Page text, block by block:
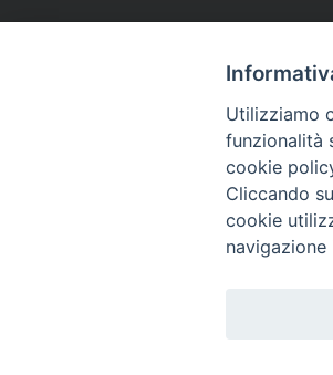
Piazza Giovene 4 – 70056 Molfetta
Utilizziamo
funzionalità
cookie
Cliccando
cookie